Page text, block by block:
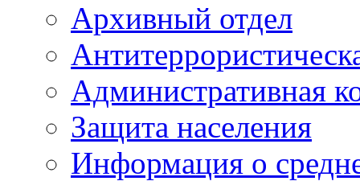
Архивный отдел
Административная
Защита населения
Информация о